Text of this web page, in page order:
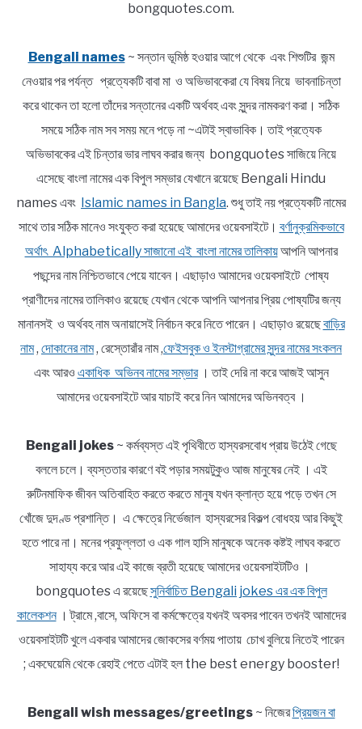
bongquotes.com.
Bengali names~ সন্তান ভূমিষ্ঠ হওয়ার আগে থেকে এবং শিশুটির জন্ম
নেওয়ার পর পর্যন্ত প্রত্যেকটি বাবা মা ও অভিভাবকেরা যে বিষয় নিয়ে ভাবনাচিন্তা
করে থাকেন তা হলো তাঁদের সন্তানের একটি অর্থবহ এবং সুন্দর নামকরণ করা। সঠিক
সময়ে সঠিক নাম সব সময় মনে পড়ে না ~এটাই স্বাভাবিক। তাই প্রত্যেক
অভিভাবকের এই চিন্তার ভার লাঘব করার জন্য bongquotes সাজিয়ে নিয়ে
এসেছে বাংলা নামের এক বিপুল সম্ভার যেখানে রয়েছে Bengali Hindu
names এবং Islamic names in Bangla. শুধু তাই নয় প্রত্যেকটি নামের
সাথে তার সঠিক মানেও সংযুক্ত করা হয়েছে আমাদের ওয়েবসাইটে। বর্ণানুক্রমিকভাবে
অর্থাৎ Alphabetically সাজানো এই বাংলা নামের তালিকায়আপনি আপনার
পছন্দের নাম নিশ্চিতভাবে পেয়ে যাবেন। এছাড়াও আমাদের ওয়েবসাইটে পোষ্য
প্রাণীদের নামের তালিকাও রয়েছে যেখান থেকে আপনি আপনার প্রিয় পোষ্যটির জন্য
মানানসই ও অর্থবহ নাম অনায়াসেই নির্বাচন করে নিতে পারেন। এছাড়াও রয়েছেবাড়ির
নাম, দোকানের নাম, রেস্তোরাঁর নাম ,ফেইসবুক ও ইনস্টাগ্রামের সুন্দর নামের সংকলন
এবং আরও একাধিক অভিনব নামের সম্ভার। তাই দেরি না করে আজই আসুন
আমাদের ওয়েবসাইটে আর যাচাই করে নিন আমাদের অভিনবত্ব ।
Bengali jokes~ কর্মব্যস্ত এই পৃথিবীতে হাস্যরসবোধ প্রায় উঠেই গেছে
বললে চলে। ব্যস্ততার কারণে বই পড়ার সময়টুকুও আজ মানুষের নেই । এই
রুটিনমাফিক জীবন অতিবাহিত করতে করতে মানুষ যখন ক্লান্ত হয়ে পড়ে তখন সে
খোঁজে দুদণ্ড প্রশান্তি। এ ক্ষেত্রে নির্ভেজাল হাস্যরসের বিকল্প বোধহয় আর কিছুই
হতে পারে না। মনের প্রফুল্লতা ও এক গাল হাসি মানুষকে অনেক কষ্টই লাঘব করতে
সাহায্য করে আর এই কাজে ব্রতী হয়েছে আমাদের ওয়েবসাইটটিও ।
bongquotes এ রয়েছেসুনির্বাচিত Bengali jokes এর এক বিপুল
কালেকশন। ট্রামে ,বাসে, অফিসে বা কর্মক্ষেত্রে যখনই অবসর পাবেন তখনই আমাদের
ওয়েবসাইটটি খুলে একবার আমাদের জোকসের বর্ণময় পাতায় চোখ বুলিয়ে নিতেই পারেন
; একঘেয়েমি থেকে রেহাই পেতে এটাই হল the best energy booster!
Bengali wish messages/greetings~ নিজেরপ্রিয়জন বা